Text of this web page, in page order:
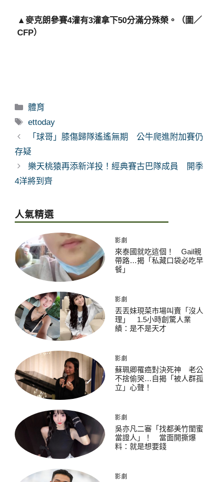
▲麥克朗參賽4灌有3灌拿下50分滿分殊榮。（圖／
CFP）
分
類
體育
標
籤
ettoday
「球哥」膝傷歸隊遙遙無期 公牛爬進附加賽仍
存疑
樂天桃猿再添新洋投！經典賽古巴隊成員 開季
4洋將到齊
人氣精選
影劇
來泰國就吃這個！ Gail親
帶路…揭「私藏口袋必吃早
餐」
影劇
丟丟妹現菜市場叫賣「沒人
理」 1.5小時創驚人業
績：是不是天才
影劇
蘇珮卿罹癌對決死神 老公
不捨偷哭…自揭「被人群孤
立」心聲！
影劇
吳亦凡二審「找都美竹閨蜜
當證人」！ 當面開撕爆
料：就是想要錢
影劇